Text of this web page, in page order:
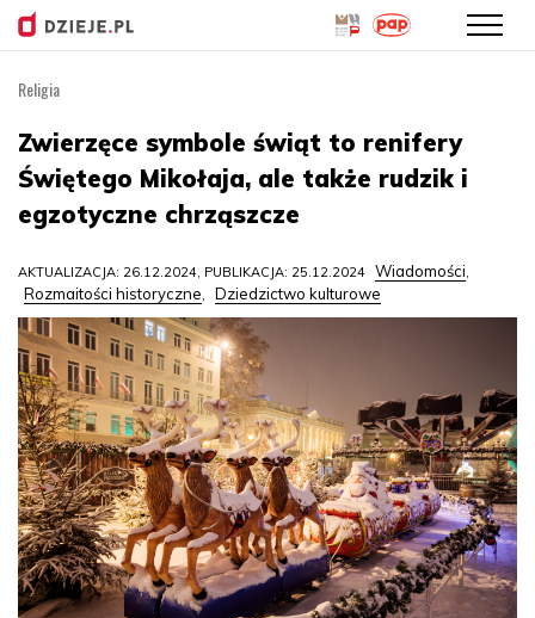
treści
Religia
Zwierzęce symbole świąt to renifery
Świętego Mikołaja, ale także rudzik i
egzotyczne chrząszcze
AKTUALIZACJA: 26.12.2024, PUBLIKACJA: 25.12.2024 Wiadomości,
Rozmaitości historyczne, Dziedzictwo kulturowe